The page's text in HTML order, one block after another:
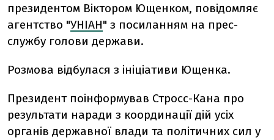
президентом Віктором Ющенком, повідомляє
агентство "УНІАН" з посиланням на прес-
службу голови держави.
Розмова відбулася з ініціативи Ющенка.
Президент поінформував Стросс-Кана про
результати наради з координації дій усіх
органів державної влади та політичних сил у